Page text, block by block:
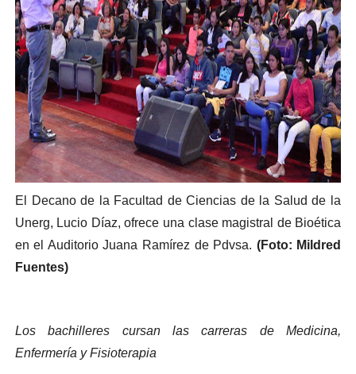
El Decano de la Facultad de Ciencias de la Salud de la
Unerg, Lucio Díaz, ofrece una clase magistral de Bioética
en el Auditorio Juana Ramírez de Pdvsa. (Foto: Mildred
Fuentes)
Los bachilleres cursan las carreras de Medicina,
Enfermería y Fisioterapia